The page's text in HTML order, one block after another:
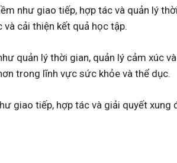
như giao tiếp, hợp tác và quản lý
cải thiện kết quả học tập.
quản lý thời gian, quản lý cảm xúc
trong lĩnh vực sức khỏe và thể dục.
giao tiếp, hợp tác và giải quyết